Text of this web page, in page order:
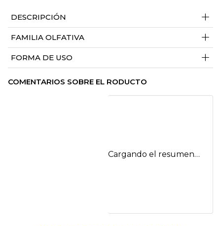
DESCRIPCIÓN +
FAMILIA OLFATIVA +
FORMA DE USO +
COMENTARIOS SOBRE EL RODUCTO
Cargando el resumen…